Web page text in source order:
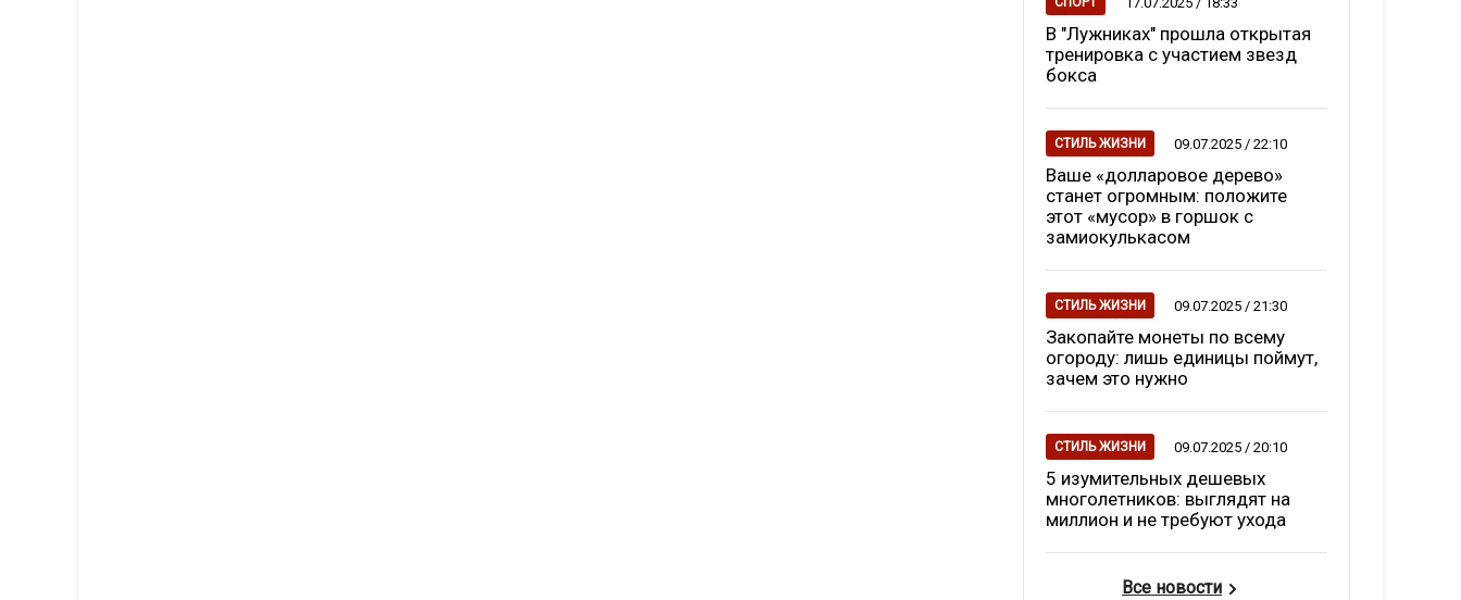
В "Лужниках" прошла открытая
тренировка с участием звезд
бокса
СТИЛЬ ЖИЗНИ 09.07.2025 / 22:10
Ваше «долларовое дерево»
станет огромным: положите
этот «мусор» в горшок с
замиокулькасом
СТИЛЬ ЖИЗНИ 09.07.2025 / 21:30
Закопайте монеты по всему
огороду: лишь единицы поймут,
зачем это нужно
СТИЛЬ ЖИЗНИ 09.07.2025 / 20:10
5 изумительных дешевых
многолетников: выглядят на
миллион и не требуют ухода
Все новости